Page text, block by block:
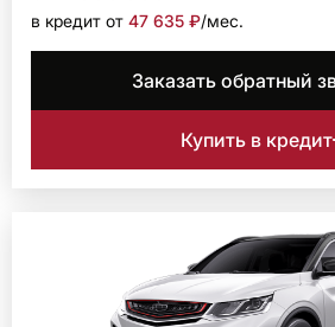
в кредит от 47 635 ₽/мec.
Заказать обратный
Купить в кредит